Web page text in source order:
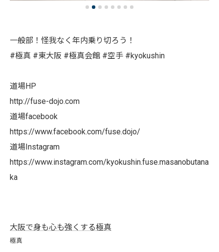
一般部！怪我なく年内乗り切ろう！
#極真 #東大阪 #極真会館 #空手 #kyokushin
道場HP
http://fuse-dojo.com
道場facebook
https://www.facebook.com/fuse.dojo/
道場Instagram
https://www.instagram.com/kyokushin.fuse.masanobutana
ka
大阪で身も心も強くする極真
極真